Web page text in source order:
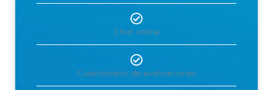
Chat online
Cuestionario de evaluaciones